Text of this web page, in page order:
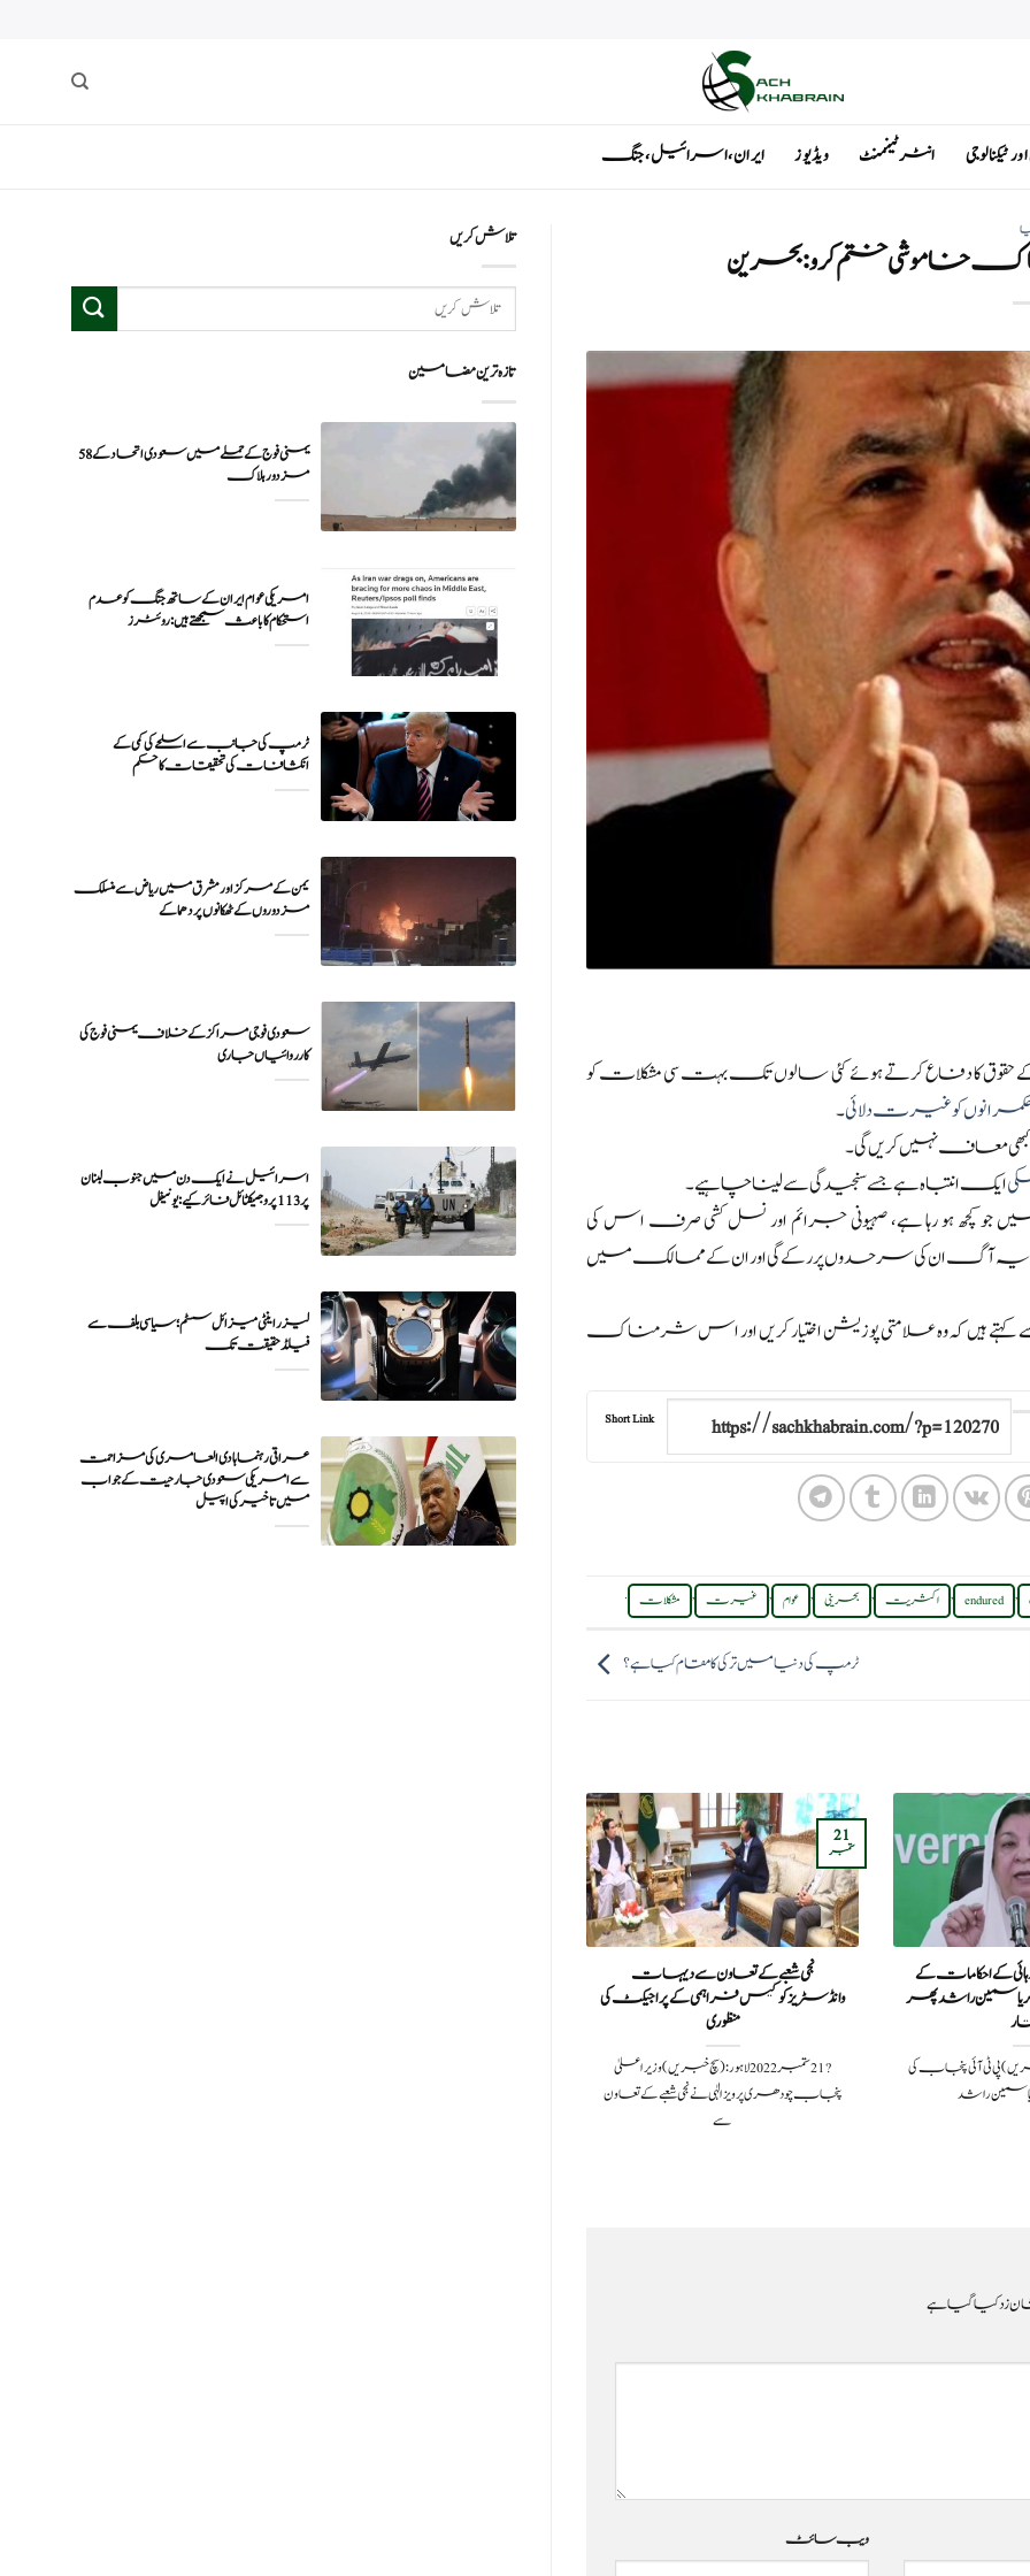
انٹرٹینمنٹ ویڈیوز ایران ، اسرائیل ، جنگ
خاموشی ختم کرو: بحرین
کا دفاع کرتے ہوئے کئی سالوں تک بہت سی مشکلات کو
کو غیرت دلائی۔
معاف نہیں کریں گی۔
ایک انتباہ ہے جسے سنجیدگی سے لینا چاہیے۔
ہو رہا ہے، صہیونی جرائم اور نسل کشی صرف اس کی
یہ آگ ان کی سرحدوں پر رکے گی اور ان کے ممالک میں
ہیں کہ وہ علامتی پوزیشن اختیار کریں اور اس شرمناک
Short Link
,
endured
, اکثریت , بحرینی , عوام , غیرت , مشکلات .
ٹرمپ کی دنیا میں ترکی کا مقام کیا ہے؟
کے احکامات کے
یاسمین راشد پھر
(سچ خبریں) پی ٹی آئی پنجاب کی
راشد
نجی شعبے کے تعاون سے دیہات
وانڈسٹریزکو گیس فراہمی کے پراجیکٹ کی
منظوری
?️ 21 ستمبر 2022لاہور:(سچ خبریں) وزیراعلیٰ
پنجاب چودھری پرویزالٰہی نے نجی شعبے کے تعاون
سے
21
ستمبر
زد کیا گیا ہے
ویب‌ سائٹ
تلاش کریں
تازہ ترین مضامین
یمنی فوج کے حملے میں سعودی اتحاد کے 58
مزدور ہلاک
امریکی عوام ایران کے ساتھ جنگ کو عدم
ٹرمپ کی جانب سے اسلحے کی کمی کے
انکشافات کی تحقیقات کا حکم
یمن کے مرکز اور مشرق میں ریاض سے منسلک
مزدوروں کے ٹھکانوں پر دھماکے
سعودی فوجی مراکز کے خلاف یمنی فوج کی
اسرائیل نے ایک دن میں جنوب لبنان
پر 113 پروجیکٹائل فائر کیے: یونیفل
لیزر اینٹی میزائل سسٹم؛ سیاسی بلف سے
فیلڈ حقیقت تک
عراقی رہنما ہادی العامری کی مزاحمت
سے امریکی سعودی جارحیت کے جواب
میں تاخیر کی اپیل